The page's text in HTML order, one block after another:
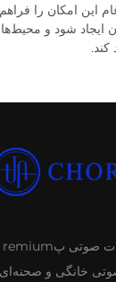
این امکان را
ایجاد شود و
کند.
خانگی و